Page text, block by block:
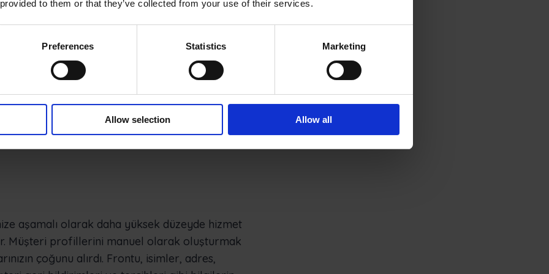
to them or that they’ve collected from your use of their services.
Preferences Statistics Marketing
Allow selection Allow all
optimize etmekle kalmaz, aynı
güvenini de kazanabilirsiniz.
ve teknisyenlerin mobil
geçen bir çalışma ekosistemidir. Baştan sona
her şeyi bir araya getiren ve gelecek için
bir platformdur.
derinliği, ilerleme ve gelişim için temel
aşamalı olarak daha yüksek düzeyde hizmet
Müşteri profillerini manuel olarak oluşturmak
çoğunu alırdı. Frontu, isimler, adres,